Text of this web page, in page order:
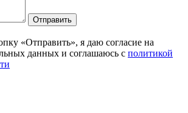
Отправить
«Отправить», я даю согласие на
данных и соглашаюсь с политикой